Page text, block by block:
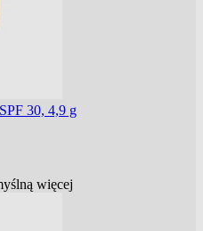
30, 4,9 g
więcej